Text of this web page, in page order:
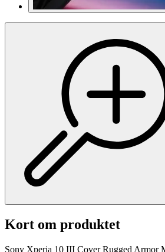
Kort om produktet
Sony Xperia 10 III Cover Rugged Armor